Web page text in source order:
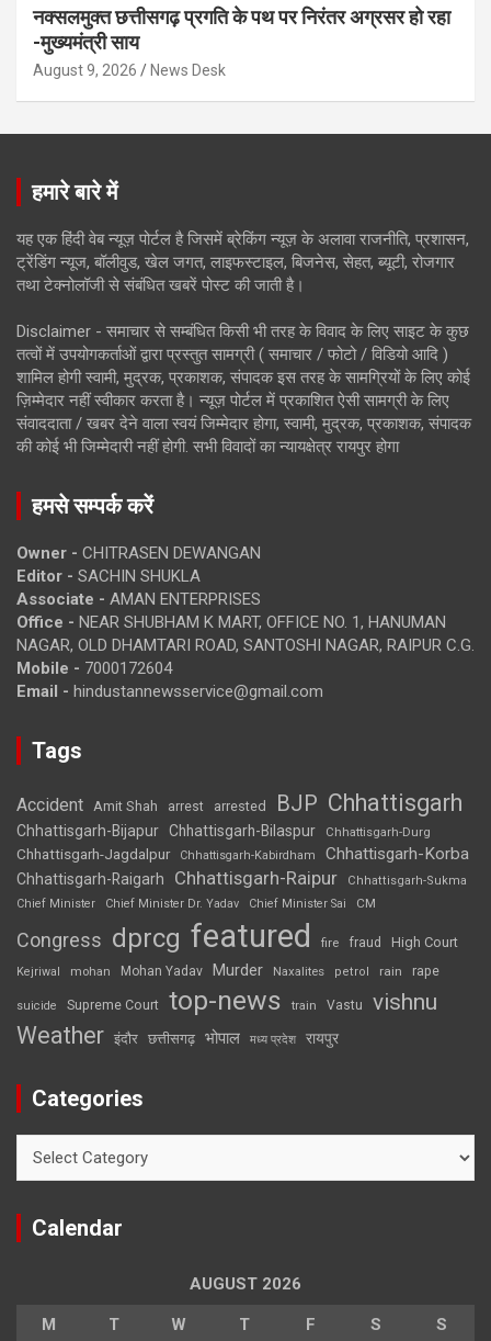
नक्सलमुक्त छत्तीसगढ़ प्रगति के पथ पर निरंतर अग्रसर हो रहा
-मुख्यमंत्री साय
August 9, 2026 News Desk
हमारे बारे में
यह एक हिंदी वेब न्यूज़ पोर्टल है जिसमें ब्रेकिंग न्यूज़ के अलावा राजनीति, प्रशासन,
ट्रेंडिंग न्यूज, बॉलीवुड, खेल जगत, लाइफस्टाइल, बिजनेस, सेहत, ब्यूटी, रोजगार
तथा टेक्नोलॉजी से संबंधित खबरें पोस्ट की जाती है।
Disclaimer - समाचार से सम्बंधित किसी भी तरह के विवाद के लिए साइट के कुछ
तत्वों में उपयोगकर्ताओं द्वारा प्रस्तुत सामग्री ( समाचार / फोटो / विडियो आदि )
शामिल होगी स्वामी, मुद्रक, प्रकाशक, संपादक इस तरह के सामग्रियों के लिए कोई
ज़िम्मेदार नहीं स्वीकार करता है। न्यूज़ पोर्टल में प्रकाशित ऐसी सामग्री के लिए
संवाददाता / खबर देने वाला स्वयं जिम्मेदार होगा, स्वामी, मुद्रक, प्रकाशक, संपादक
की कोई भी जिम्मेदारी नहीं होगी. सभी विवादों का न्यायक्षेत्र रायपुर होगा
हमसे सम्पर्क करें
Owner - CHITRASEN DEWANGAN
Editor - SACHIN SHUKLA
Associate - AMAN ENTERPRISES
Office - NEAR SHUBHAM K MART, OFFICE NO. 1, HANUMAN
NAGAR, OLD DHAMTARI ROAD, SANTOSHI NAGAR, RAIPUR C.G.
Mobile - 7000172604
Email - hindustannewsservice@gmail.com
Tags
Accident Amit Shah arrest arrested BJP Chhattisgarh
Chhattisgarh-Bijapur Chhattisgarh-Bilaspur Chhattisgarh-Durg
Chhattisgarh-Jagdalpur Chhattisgarh-Kabirdham Chhattisgarh-Korba
Chhattisgarh-Raigarh Chhattisgarh-Raipur
Chhattisgarh-Sukma
Chief Minister
Chief Minister Dr. Yadav Chief Minister Sai CM
Congress dprcg featured fire fraud High Court
Kejriwal mohan Mohan Yadav Murder Naxalites petrol rain rape
suicide Supreme Court top-news train Vastu vishnu
Weather इंदौर छत्तीसगढ़ भोपाल मध्य प्रदेश रायपुर
Categories
Calendar
AUGUST 2026
M T W T F S S